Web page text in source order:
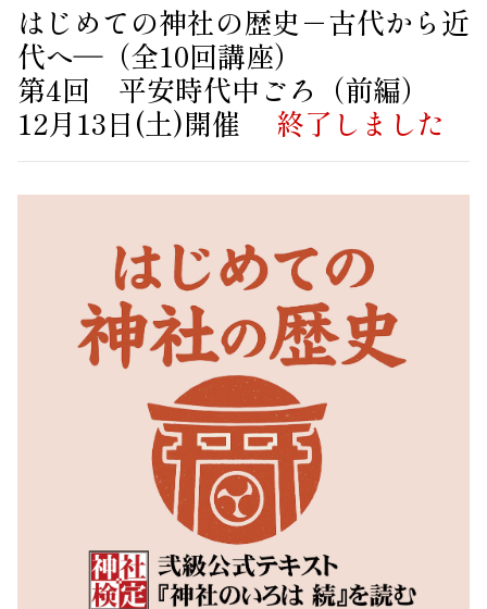
はじめての神社の歴史－古代から近
代へ―（全10回講座）
第4回 平安時代中ごろ（前編）
12月13日(土)開催 終了しました